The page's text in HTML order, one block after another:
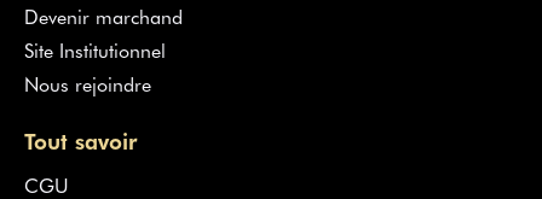
Devenir marchand
Site Institutionnel
Nous rejoindre
Tout savoir
CGU